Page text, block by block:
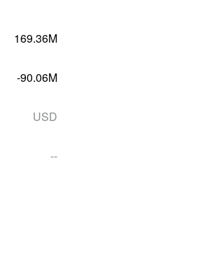
169.36M
-90.06M
USD
--